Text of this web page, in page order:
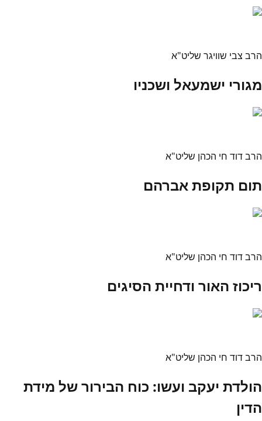
הרב צבי שוויגר שליט"א
מגורי ישמעאל ושכניו
הרב דוד חי הכהן שליט"א
תום תקופת אברהם
הרב דוד חי הכהן שליט"א
ריכוז האור ודחיית הסיגים
הרב דוד חי הכהן שליט"א
הולדת יעקב ועשו: כוח הבירור של מידת
הדין